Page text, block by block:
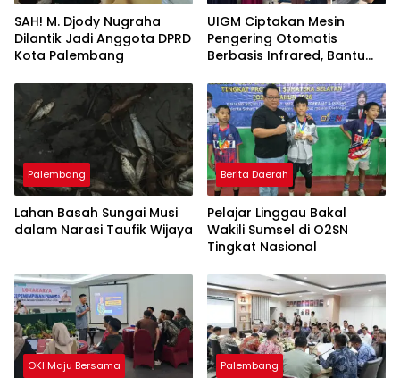
SAH! M. Djody Nugraha
Dilantik Jadi Anggota DPRD
Kota Palembang
UIGM Ciptakan Mesin
Pengering Otomatis
Berbasis Infrared, Bantu
Pulau Kemaro
Palembang
Lahan Basah Sungai Musi
dalam Narasi Taufik Wijaya
Berita Daerah
Pelajar Linggau Bakal
Wakili Sumsel di O2SN
Tingkat Nasional
OKI Maju Bersama Palembang